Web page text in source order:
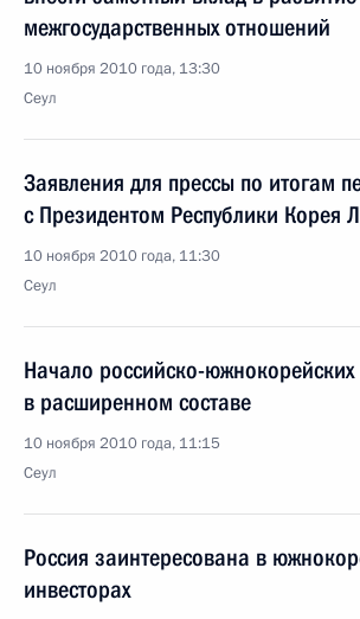
межгосударственных отношений
10 ноября 2010 года, 13:30
Сеул
Заявления для прессы по итогам
с Президентом Республики Корея
10 ноября 2010 года, 11:30
Сеул
Начало российско-южнокорейских
в расширенном составе
10 ноября 2010 года, 11:15
Сеул
Россия заинтересована в
инвесторах